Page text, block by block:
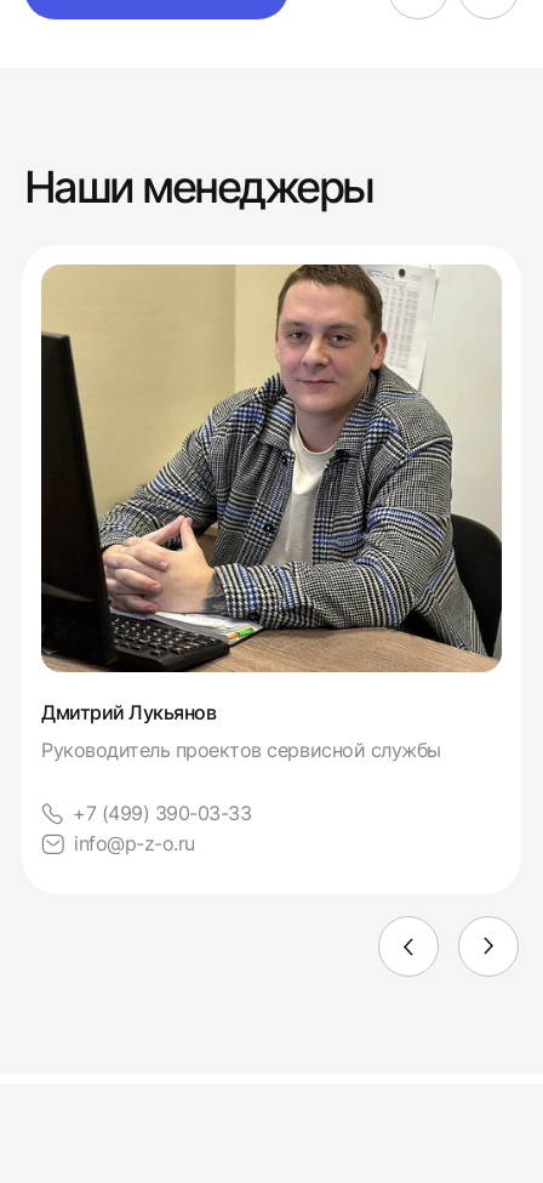
Наши менеджеры
Дмитрий Лукьянов
Руководитель проектов сервисной службы
+7 (499) 390-03-33
info@p-z-o.ru